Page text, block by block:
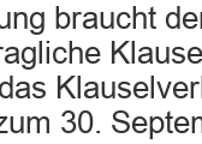
braucht
30.